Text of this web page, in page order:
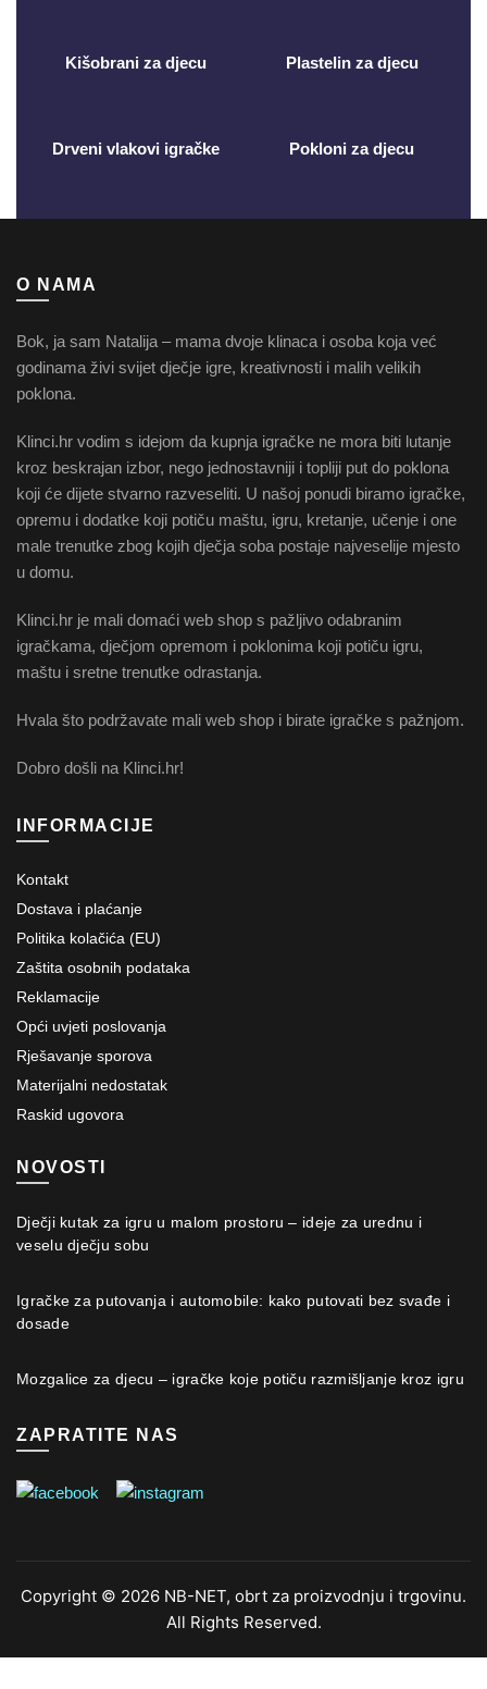
Kišobrani za djecu Plastelin za djecu
Drveni vlakovi igračke Pokloni za djecu
O NAMA
Bok, ja sam Natalija – mama dvoje klinaca i osoba koja već
godinama živi svijet dječje igre, kreativnosti i malih velikih
poklona.
Klinci.hr vodim s idejom da kupnja igračke ne mora biti lutanje
kroz beskrajan izbor, nego jednostavniji i topliji put do poklona
koji će dijete stvarno razveseliti. U našoj ponudi biramo igračke,
opremu i dodatke koji potiču maštu, igru, kretanje, učenje i one
male trenutke zbog kojih dječja soba postaje najveselije mjesto
u domu.
Klinci.hr je mali domaći web shop s pažljivo odabranim
igračkama, dječjom opremom i poklonima koji potiču igru,
maštu i sretne trenutke odrastanja.
Hvala što podržavate mali web shop i birate igračke s pažnjom.
Dobro došli na Klinci.hr!
INFORMACIJE
Kontakt
Dostava i plaćanje
Politika kolačića (EU)
Zaštita osobnih podataka
Reklamacije
Opći uvjeti poslovanja
Rješavanje sporova
Materijalni nedostatak
Raskid ugovora
NOVOSTI
Dječji kutak za igru u malom prostoru – ideje za urednu i
veselu dječju sobu
Igračke za putovanja i automobile: kako putovati bez svađe i
dosade
Mozgalice za djecu – igračke koje potiču razmišljanje kroz igru
ZAPRATITE NAS
Copyright © 2026 NB-NET, obrt za proizvodnju i trgovinu.
All Rights Reserved.